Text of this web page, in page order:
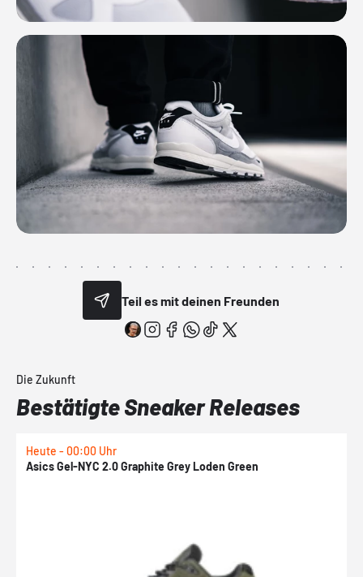
Teil es mit deinen Freunden
Die Zukunft
Bestätigte Sneaker Releases
Heute - 00:00 Uhr
Asics Gel-NYC 2.0 Graphite Grey Loden Green